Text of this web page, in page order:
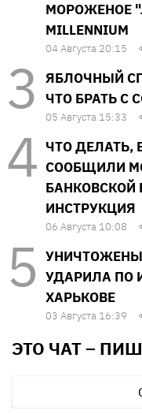
МОРОЖЕНОЕ
MILLENNIUM
04 Августа 20:15
ЯБЛОЧНЫЙ
ЧТО БРАТЬ С
05 Августа 15:33
ЧТО ДЕЛАТЬ,
СООБЩИЛИ
ИНСТРУКЦИЯ
06 Августа 10:08
УДАРИЛА ПО
ХАРЬКОВЕ
03 Августа 16:39
ЭТО ЧАТ –